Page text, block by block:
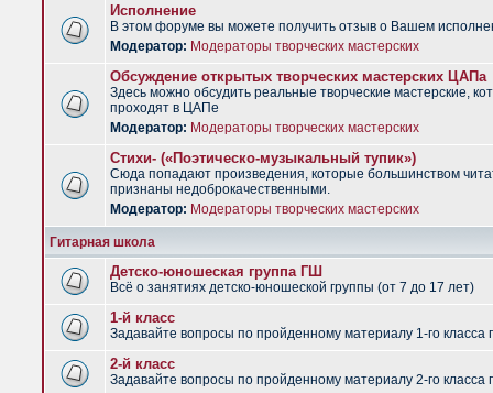
Исполнение
В этом форуме вы можете получить отзыв о Вашем
Модератор: Модераторы творческих мастерских
Обсуждение открытых творческих мастерских ЦАПа
Здесь можно обсудить реальные творческие мастерские,
проходят в ЦАПе
Модератор: Модераторы творческих мастерских
Стихи- («Поэтическо-музыкальный тупик»)
Сюда попадают произведения, которые большинством
признаны недоброкачественными.
Модератор: Модераторы творческих мастерских
Гитарная школа
Детско-юношеская группа ГШ
Всё о занятиях детско-юношеской группы (от 7 до 17 лет)
1-й класс
Задавайте вопросы по пройденному материалу 1-го класса
2-й класс
Задавайте вопросы по пройденному материалу 2-го класса